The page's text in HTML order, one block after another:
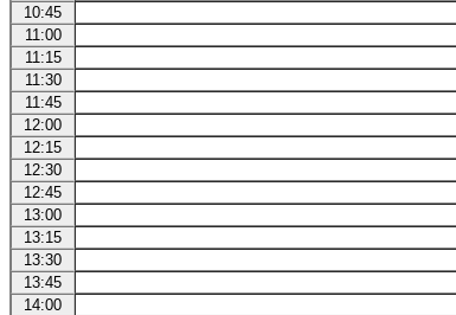
10:45
11:00
11:15
11:30
11:45
12:00
12:15
12:30
12:45
13:00
13:15
13:30
13:45
14:00